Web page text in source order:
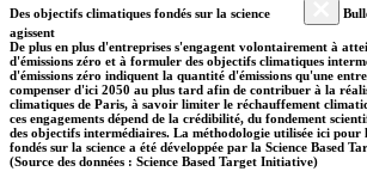
Des objectifs climatiques fondés sur la science
agissent
De plus en plus d'entreprises s'engagent volontairement à
d'émissions zéro et à formuler des objectifs climatiques
d'émissions zéro indiquent la quantité d'émissions qu'une
compenser d'ici 2050 au plus tard afin de contribuer à la
climatiques de Paris, à savoir limiter le réchauffement
ces engagements dépend de la crédibilité, du fondement
des objectifs intermédiaires. La méthodologie utilisée ici pour
fondés sur la science a été développée par la Science Based
(Source des données : Science Based Target Initiative)